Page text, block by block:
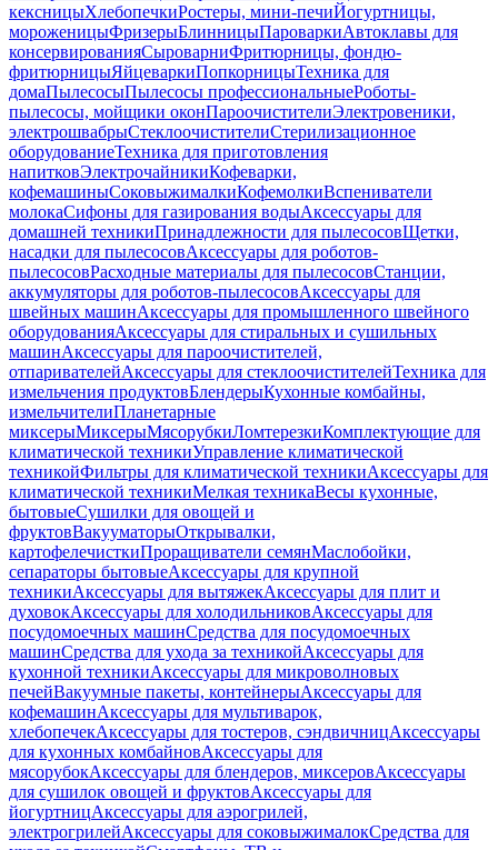
кексницыХлебопечкиРостеры, мини-печиЙогуртницы,
мороженицыФризерыБлинницыПароваркиАвтоклавы для
консервированияСыроварниФритюрницы, фондю-
фритюрницыЯйцеваркиПопкорницыТехника для
домаПылесосыПылесосы профессиональныеРоботы-
пылесосы, мойщики оконПароочистителиЭлектровеники,
электрошвабрыСтеклоочистителиСтерилизационное
оборудованиеТехника для приготовления
напитковЭлектрочайникиКофеварки,
кофемашиныСоковыжималкиКофемолкиВспениватели
молокаСифоны для газирования водыАксессуары для
домашней техникиПринадлежности для пылесосовЩетки,
насадки для пылесосовАксессуары для роботов-
пылесосовРасходные материалы для пылесосовСтанции,
аккумуляторы для роботов-пылесосовАксессуары для
швейных машинАксессуары для промышленного швейного
оборудованияАксессуары для стиральных и сушильных
машинАксессуары для пароочистителей,
отпаривателейАксессуары для стеклоочистителейТехника для
измельчения продуктовБлендерыКухонные комбайны,
измельчителиПланетарные
миксерыМиксерыМясорубкиЛомтерезкиКомплектующие для
климатической техникиУправление климатической
техникойФильтры для климатической техникиАксессуары для
климатической техникиМелкая техникаВесы кухонные,
бытовыеСушилки для овощей и
фруктовВакууматорыОткрывалки,
картофелечисткиПроращиватели семянМаслобойки,
сепараторы бытовыеАксессуары для крупной
техникиАксессуары для вытяжекАксессуары для плит и
духовокАксессуары для холодильниковАксессуары для
посудомоечных машинСредства для посудомоечных
машинСредства для ухода за техникойАксессуары для
кухонной техникиАксессуары для микроволновых
печейВакуумные пакеты, контейнерыАксессуары для
кофемашинАксессуары для мультиварок,
хлебопечекАксессуары для тостеров, сэндвичницАксессуары
для кухонных комбайновАксессуары для
мясорубокАксессуары для блендеров, миксеровАксессуары
для сушилок овощей и фруктовАксессуары для
йогуртницАксессуары для аэрогрилей,
электрогрилейАксессуары для соковыжималокСредства для